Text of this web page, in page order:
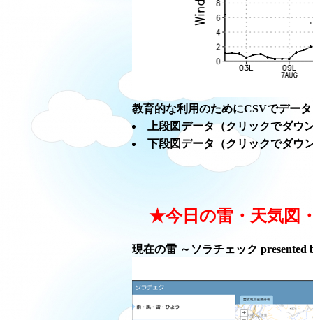
教育的な利用のためにCSVでデー
上段図データ（クリックでダウ
下段図データ（クリックでダウ
★今日の雷・天気図
現在の雷 ～ソラチェック presented